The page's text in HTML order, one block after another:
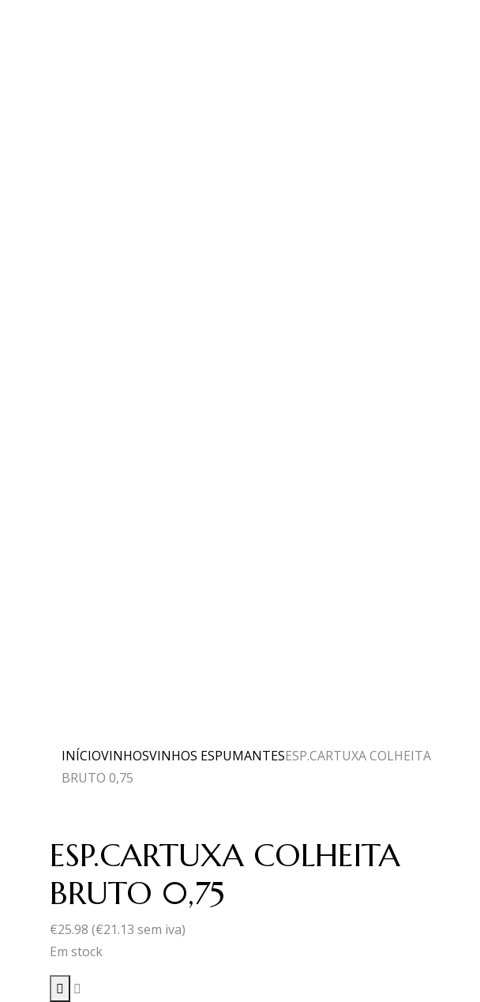
INÍCIOVINHOSVINHOS ESPUMANTESESP.CARTUXA COLHEITA
BRUTO 0,75
ESP.CARTUXA COLHEITA
BRUTO 0,75
€25.98 (€21.13 sem iva)
Em stock